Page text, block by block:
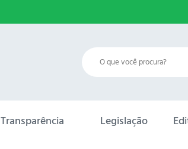
Transparência Legislação